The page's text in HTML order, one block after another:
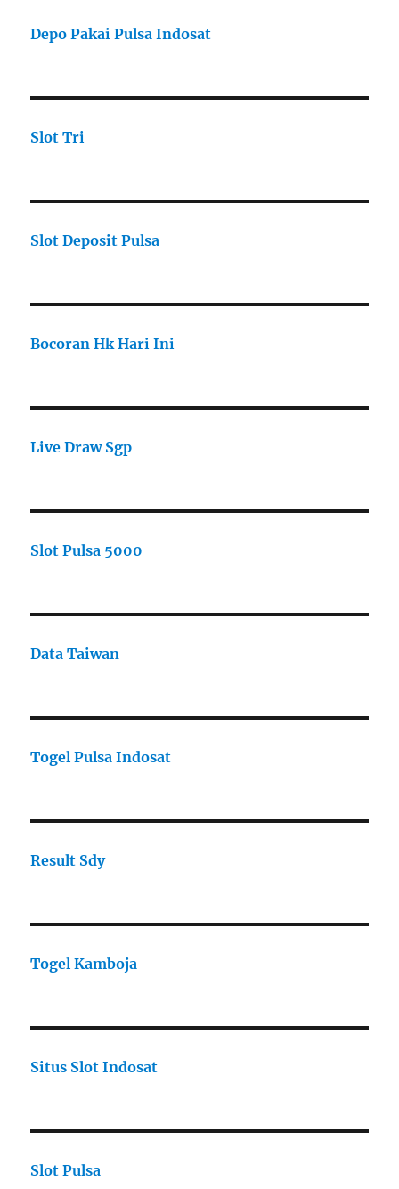
Depo Pakai Pulsa Indosat
Slot Tri
Slot Deposit Pulsa
Bocoran Hk Hari Ini
Live Draw Sgp
Slot Pulsa 5000
Data Taiwan
Togel Pulsa Indosat
Result Sdy
Togel Kamboja
Situs Slot Indosat
Slot Pulsa